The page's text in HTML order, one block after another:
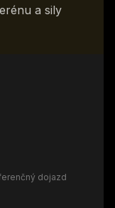
a sily
dojazd